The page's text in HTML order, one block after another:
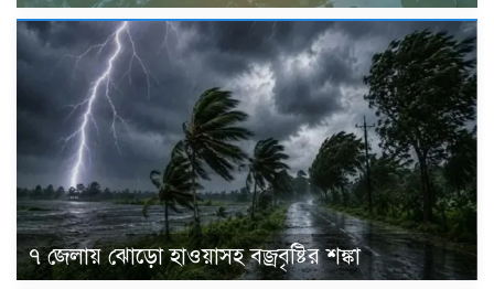
৭ জেলায় ঝোড়ো হাওয়াসহ বজ্রবৃষ্টির শঙ্কা